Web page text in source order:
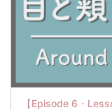
【Episode 6・